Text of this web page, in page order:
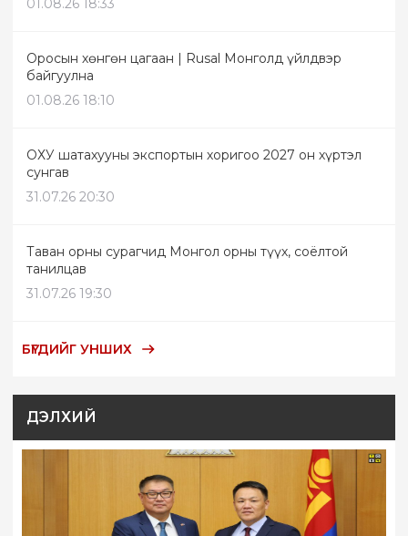
Оросын хөнгөн цагаан | Rusal Монголд үйлдвэр
байгуулна
01.08.26 18:10
ОХУ шатахууны экспортын хоригоо 2027 он хүртэл
сунгав
31.07.26 20:30
Таван орны сурагчид Монгол орны түүх, соёлтой
танилцав
31.07.26 19:30
БҮГДИЙГ УНШИХ
ДЭЛХИЙ